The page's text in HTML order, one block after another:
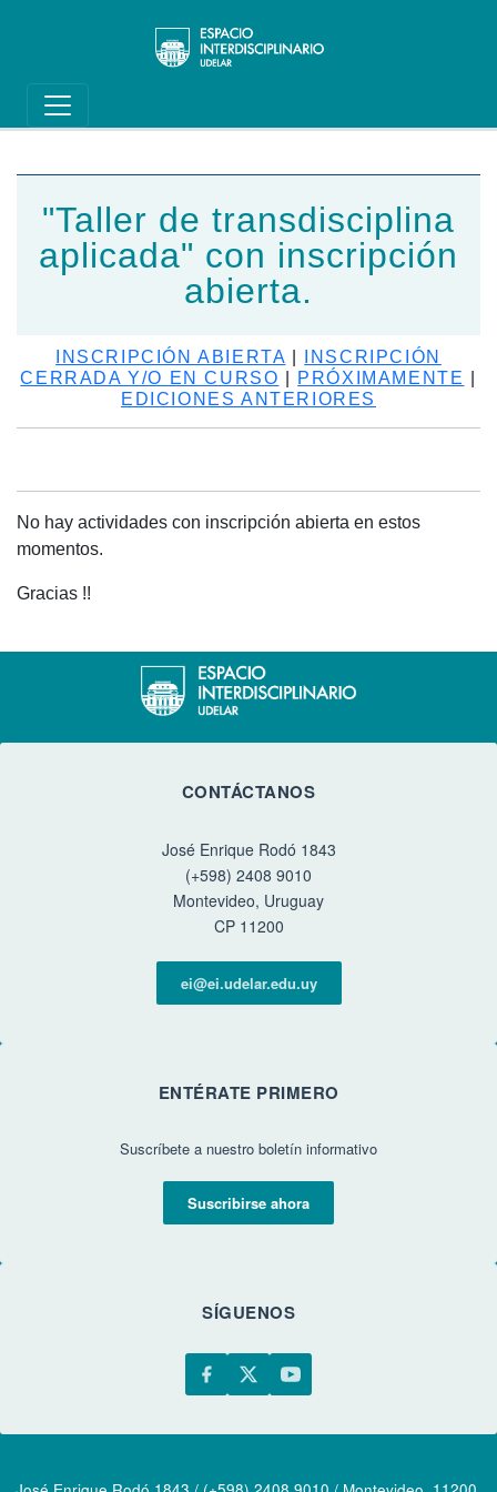
Main navigation
"Taller de transdisciplina
aplicada" con inscripción
abierta.
INSCRIPCIÓN ABIERTA
INSCRIPCIÓN
CERRADA Y/O EN CURSO
PRÓXIMAMENTE
EDICIONES ANTERIORES
No hay actividades con inscripción abierta en estos
momentos.
Gracias !!
CONTÁCTANOS
José Enrique Rodó 1843
(+598) 2408 9010
Montevideo, Uruguay
CP 11200
ei@ei.udelar.edu.uy
ENTÉRATE PRIMERO
Suscríbete a nuestro boletín informativo
Suscribirse ahora
SÍGUENOS